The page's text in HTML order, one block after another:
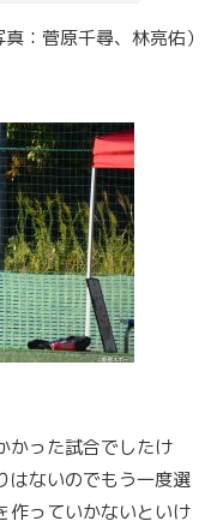
：菅原千尋、林亮佑）
かった試合でしたけ
はないのでもう一度選
作っていかないといけ